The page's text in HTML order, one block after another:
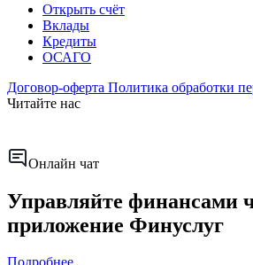
Открыть счёт
Вклады
Кредиты
ОСАГО
Договор-оферта Политика обработки
Читайте нас
Онлайн чат
Управляйте финансами
приложение Финуслуг